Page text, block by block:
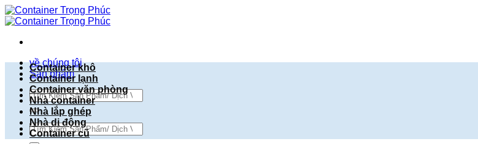
Bỏ
qua
dung
về chúng tôi
Sản phẩm
Tìm
kiếm:
Tìm
kiếm:
Container khô
Container lạnh
Container văn phòng
Nhà container
Nhà lắp ghép
Nhà di động
Container cũ